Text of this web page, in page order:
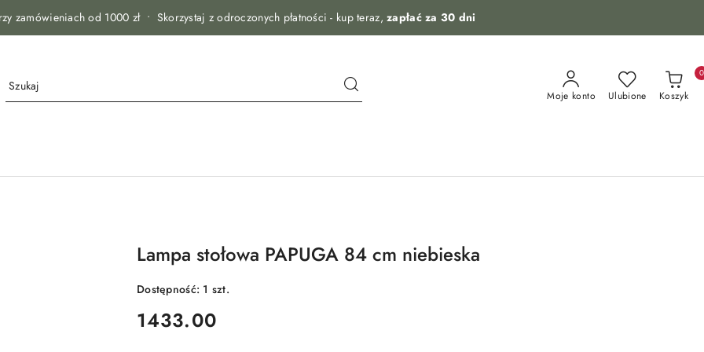
zamówieniach od 1000 zł • Skorzystaj z odroczonych płatności - kup teraz, zapłać za 30 dni
Moje konto Ulubione Koszyk
0
Lampa stołowa PAPUGA 84 cm niebieska
Dostępność: 1 szt.
cena:
1433.00